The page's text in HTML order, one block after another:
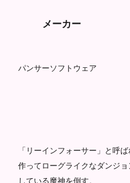
メーカー
パンサーソフトウェア
「リーインフォーサー」と呼
作ってローグライクなダンジ
している魔神を倒す。